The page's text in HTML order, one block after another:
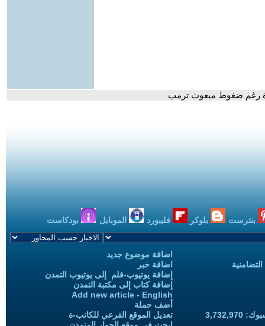
رغم ضغوط مبعوث ترمب
بنترست بلوكر فليبورد الموبايل بودكاست
اضافة موضوع جديد
اضافة خبر
إضافة يوتيوب-فلم إلى يوتيوب التمدن
إضافة كتاب إلى مكتبة التمدن
Add new article - English
أضف حملة
تعديل الموقع الفرعي للكاتب-ة